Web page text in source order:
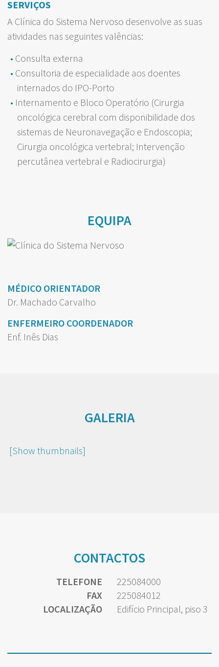
SERVIÇOS
A Clínica do Sistema Nervoso desenvolve as suas
atividades nas seguintes valências:
Consulta externa
Consultoria de especialidade aos doentes
internados do IPO-Porto
Internamento e Bloco Operatório (Cirurgia
oncológica cerebral com disponibilidade dos
sistemas de Neuronavegação e Endoscopia;
Cirurgia oncológica vertebral; Intervenção
percutânea vertebral e Radiocirurgia)
EQUIPA
MÉDICO ORIENTADOR
Dr. Machado Carvalho
ENFERMEIRO COORDENADOR
Enf. Inês Dias
GALERIA
[Show thumbnails]
CONTACTOS
TELEFONE
225084000
FAX
225084012
LOCALIZAÇÃO
Edifício Principal, piso 3